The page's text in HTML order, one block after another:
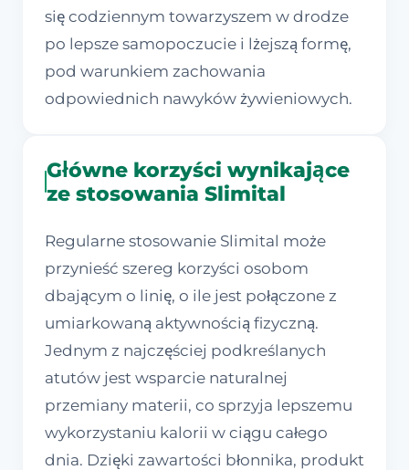
się codziennym towarzyszem w drodze
po lepsze samopoczucie i lżejszą formę,
pod warunkiem zachowania
odpowiednich nawyków żywieniowych.
Główne korzyści wynikające
ze stosowania Slimital
Regularne stosowanie Slimital może
przynieść szereg korzyści osobom
dbającym o linię, o ile jest połączone z
umiarkowaną aktywnością fizyczną.
Jednym z najczęściej podkreślanych
atutów jest wsparcie naturalnej
przemiany materii, co sprzyja lepszemu
wykorzystaniu kalorii w ciągu całego
dnia. Dzięki zawartości błonnika, produkt